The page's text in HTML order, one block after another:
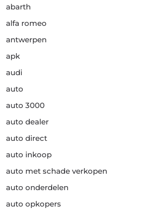
abarth
alfa romeo
antwerpen
apk
audi
auto
auto 3000
auto dealer
auto direct
auto inkoop
auto met schade verkopen
auto onderdelen
auto opkopers